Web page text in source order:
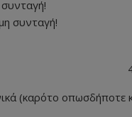
συνταγή!
(καρότο οπωσδήποτε